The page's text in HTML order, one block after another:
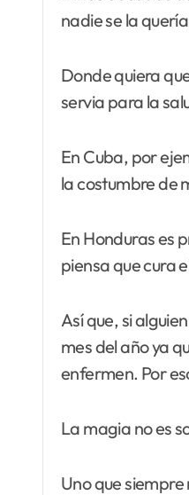
nadie se la
Donde quiera
servia para la
En Cuba, por
la costumbre de
En Honduras es
piensa que cura
Así que, si
mes del año ya
enfermen. Por
La magia no es
Uno que